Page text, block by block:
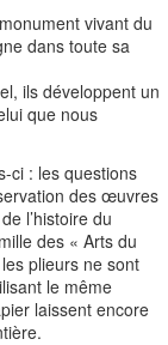
vivant du
dans toute sa
ils développent un
que nous
ci : les questions
des œuvres
l’histoire du
des « Arts du
plieurs ne sont
le même
laissent encore